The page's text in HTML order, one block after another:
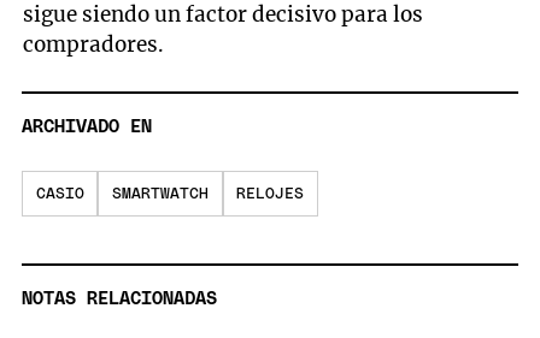
sigue siendo un factor decisivo para los
compradores.
ARCHIVADO EN
CASIO SMARTWATCH RELOJES
NOTAS RELACIONADAS